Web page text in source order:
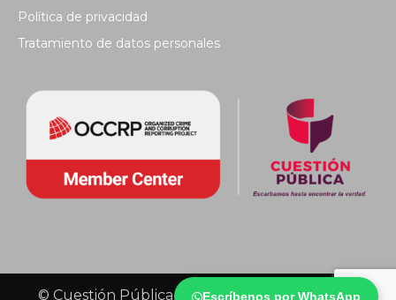
Escríbenos por WhatsApp
Política de privacidad
Tratamiento de datos personales
© Cuestión Pública 2018 - Todos los derechos